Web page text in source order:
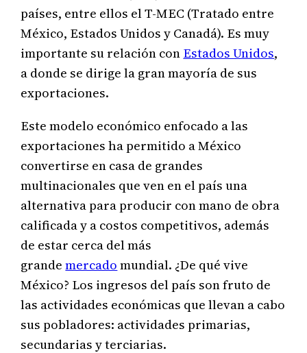
países, entre ellos el T-MEC (Tratado entre
México, Estados Unidos y Canadá). Es muy
importante su relación con Estados Unidos,
a donde se dirige la gran mayoría de sus
exportaciones.
Este modelo económico enfocado a las
exportaciones ha permitido a México
convertirse en casa de grandes
multinacionales que ven en el país una
alternativa para producir con mano de obra
calificada y a costos competitivos, además
de estar cerca del más
grandemercado mundial. ¿De qué vive
México? Los ingresos del país son fruto de
las actividades económicas que llevan a cabo
sus pobladores: actividades primarias,
secundarias y terciarias.